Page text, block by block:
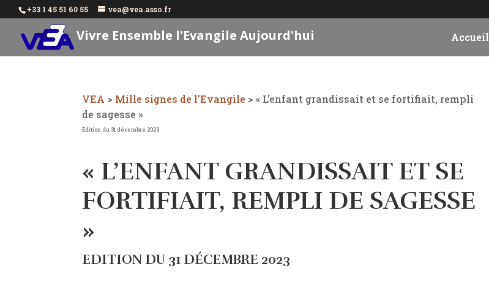
+33 1 45 51 60 55 vea@vea.asso.fr
Vivre Ensemble l'Evangile Aujourd'hui Accueil
VEA > Mille signes de l'Evangile >« L’enfant grandissait et se fortifiait, rempli
de sagesse »
Edition du 31 décembre 2023
« L’ENFANT GRANDISSAIT ET SE
FORTIFIAIT, REMPLI DE SAGESSE
»
EDITION DU 31 DÉCEMBRE 2023